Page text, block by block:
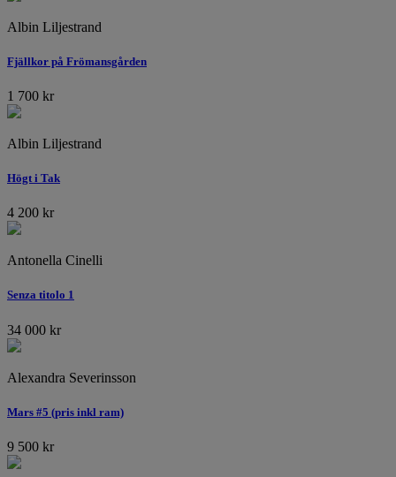
Albin Liljestrand
Fjällkor på Frömansgården
1 700 kr
Albin Liljestrand
Högt i Tak
4 200 kr
Antonella Cinelli
Senza titolo 1
34 000 kr
Alexandra Severinsson
Mars #5 (pris inkl ram)
9 500 kr